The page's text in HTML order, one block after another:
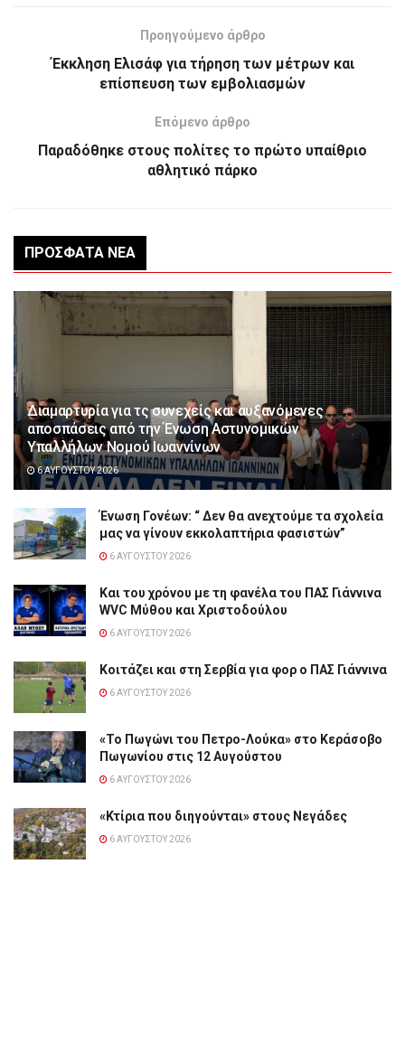
Προηγούμενο άρθρο
Έκκληση Ελισάφ για τήρηση των μέτρων και
επίσπευση των εμβολιασμών
Επόμενο άρθρο
Παραδόθηκε στους πολίτες το πρώτο υπαίθριο
αθλητικό πάρκο
ΠΡΌΣΦΑΤΑ ΝΈΑ
Διαμαρτυρία για τς συνεχείς και αυξανόμενες
αποσπάσεις από την Ένωση Αστυνομικών
Υπαλλήλων Νομού Ιωαννίνων
6 ΑΥΓΟΎΣΤΟΥ 2026
Ένωση Γονέων: “ Δεν θα ανεχτούμε τα σχολεία
μας να γίνουν εκκολαπτήρια φασιστών”
6 ΑΥΓΟΎΣΤΟΥ 2026
Και του χρόνου με τη φανέλα του ΠΑΣ Γιάννινα
WVC Μύθου και Χριστοδούλου
6 ΑΥΓΟΎΣΤΟΥ 2026
Κοιτάζει και στη Σερβία για φορ ο ΠΑΣ Γιάννινα
6 ΑΥΓΟΎΣΤΟΥ 2026
«Το Πωγώνι του Πετρο-Λούκα» στο Κεράσοβο
Πωγωνίου στις 12 Αυγούστου
6 ΑΥΓΟΎΣΤΟΥ 2026
«Κτίρια που διηγούνται» στους Νεγάδες
6 ΑΥΓΟΎΣΤΟΥ 2026